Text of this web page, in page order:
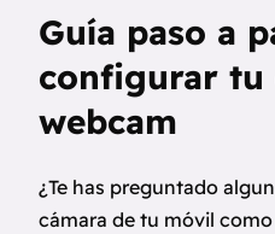
Guía paso a
configurar tu
webcam
¿Te has preguntado
cámara de tu móvil como